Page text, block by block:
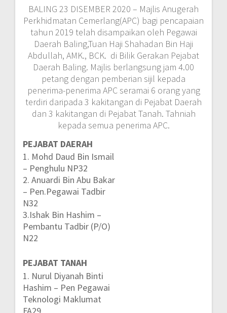
BALING 23 DISEMBER 2020 – Majlis Anugerah
Perkhidmatan Cemerlang(APC) bagi pencapaian
tahun 2019 telah disampaikan oleh Pegawai
Daerah Baling,Tuan Haji Shahadan Bin Haji
Abdullah, AMK., BCK. di Bilik Gerakan Pejabat
Daerah Baling. Majlis berlangsung jam 4.00
petang dengan pemberian sijil kepada
penerima-penerima APC seramai 6 orang yang
terdiri daripada 3 kakitangan di Pejabat Daerah
dan 3 kakitangan di Pejabat Tanah. Tahniah
kepada semua penerima APC.
PEJABAT DAERAH
1. Mohd Daud Bin Ismail
– Penghulu NP32
2. Anuardi Bin Abu Bakar
– Pen.Pegawai Tadbir
N32
3.Ishak Bin Hashim –
Pembantu Tadbir (P/O)
N22
PEJABAT TANAH
1. Nurul Diyanah Binti
Hashim – Pen Pegawai
Teknologi Maklumat
FA29